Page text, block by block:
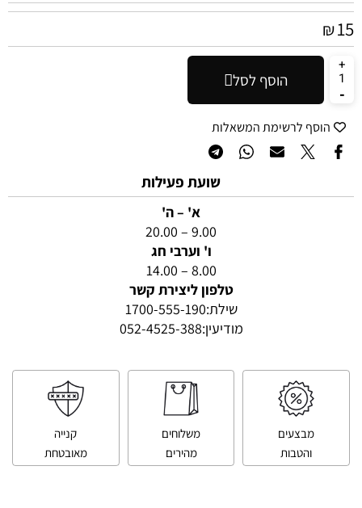
₪15
הוסף לסל
הוסף לרשימת המשאלות
שועת פעילות
א' – ה'
9.00 – 20.00
ו' וערבי חג
8.00 – 14.00
טלפון ליצירת קשר
שילת:1700-555-190
מודיעין:052-4525-388
מבצעים
והטבות
משלוחים
מהירים
קנייה
מאובטחת